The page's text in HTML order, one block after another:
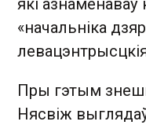
які
«начальніка
Пры гэтым
Нясвіж